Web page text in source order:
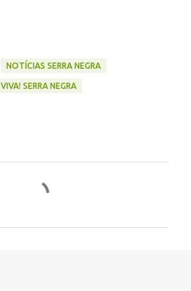
NOTÍCIAS SERRA NEGRA
VIVA! SERRA NEGRA